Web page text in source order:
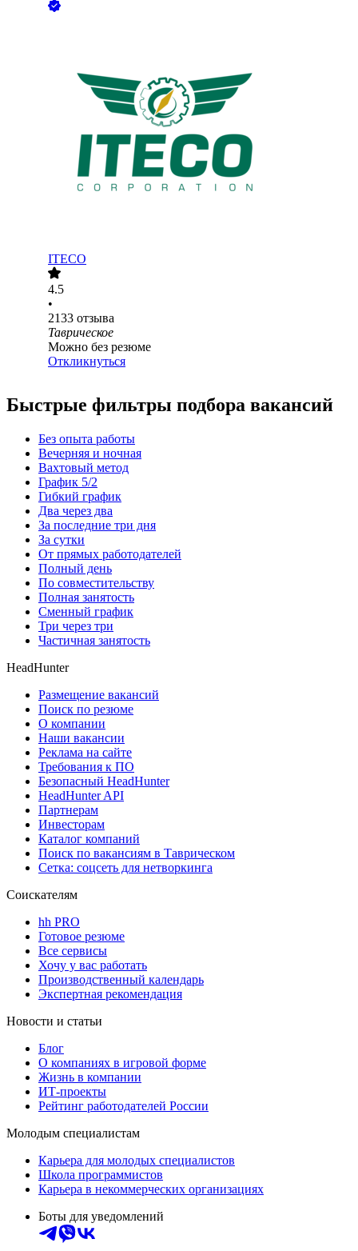
ITECO
4.5
•
2133 отзыва
Таврическое
Можно без резюме
Откликнуться
Быстрые фильтры подбора вакансий
Без опыта работы
Вечерняя и ночная
Вахтовый метод
График 5/2
Гибкий график
Два через два
За последние три дня
За сутки
От прямых работодателей
Полный день
По совместительству
Полная занятость
Сменный график
Три через три
Частичная занятость
HeadHunter
Размещение вакансий
Поиск по резюме
О компании
Наши вакансии
Реклама на сайте
Требования к ПО
Безопасный HeadHunter
HeadHunter API
Партнерам
Инвесторам
Каталог компаний
Поиск по вакансиям в Таврическом
Сетка: соцсеть для нетворкинга
Соискателям
hh PRO
Готовое резюме
Все сервисы
Хочу у вас работать
Производственный календарь
Экспертная рекомендация
Новости и статьи
Блог
О компаниях в игровой форме
Жизнь в компании
ИТ-проекты
Рейтинг работодателей России
Молодым специалистам
Карьера для молодых специалистов
Школа программистов
Карьера в некоммерческих организациях
Боты для уведомлений